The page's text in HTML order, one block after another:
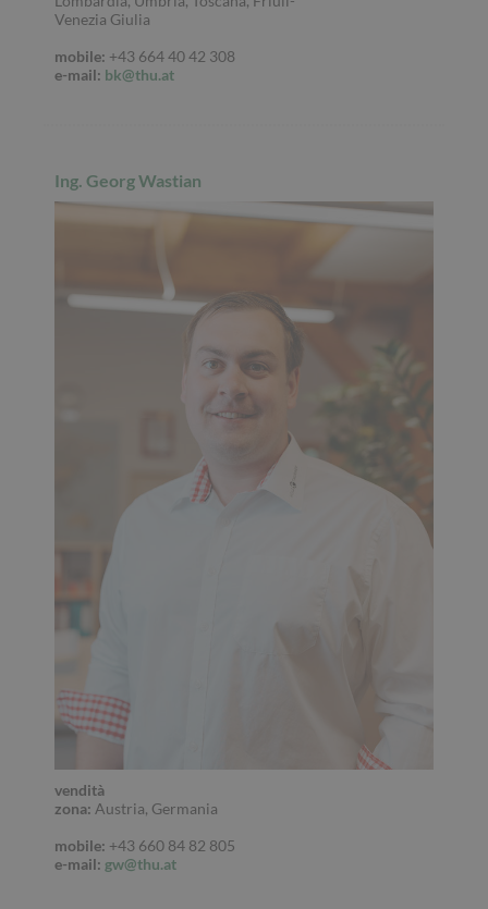
Venezia Giulia
mobile: +43 664 40 42 308
e-mail: bk@thu.at
Ing. Georg Wastian
vendità
zona: Austria, Germania
mobile: +43 660 84 82 805
e-mail: gw@thu.at